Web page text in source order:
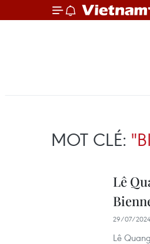
MOT CLÉ:
Lê
29/07/2024
Lê